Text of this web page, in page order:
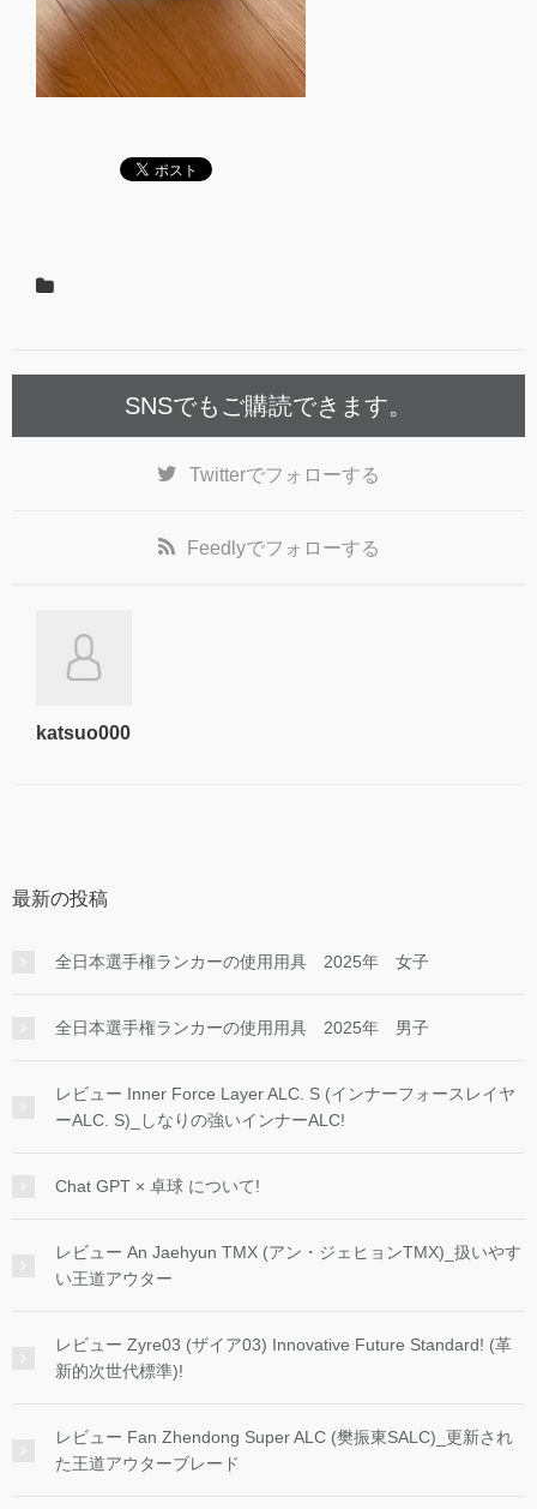
SNSでもご購読できます。
Twitterでフォローする
Feedlyでフォローする
katsuo000
最新の投稿
全日本選手権ランカーの使用用具 2025年 女子
全日本選手権ランカーの使用用具 2025年 男子
レビュー Inner Force Layer ALC. S (インナーフォースレイヤ
ーALC. S)_しなりの強いインナーALC!
Chat GPT × 卓球 について!
レビュー An Jaehyun TMX (アン・ジェヒョンTMX)_扱いやす
い王道アウター
レビュー Zyre03 (ザイア03) Innovative Future Standard! (革
新的次世代標準)!
レビュー Fan Zhendong Super ALC (樊振東SALC)_更新され
た王道アウターブレード